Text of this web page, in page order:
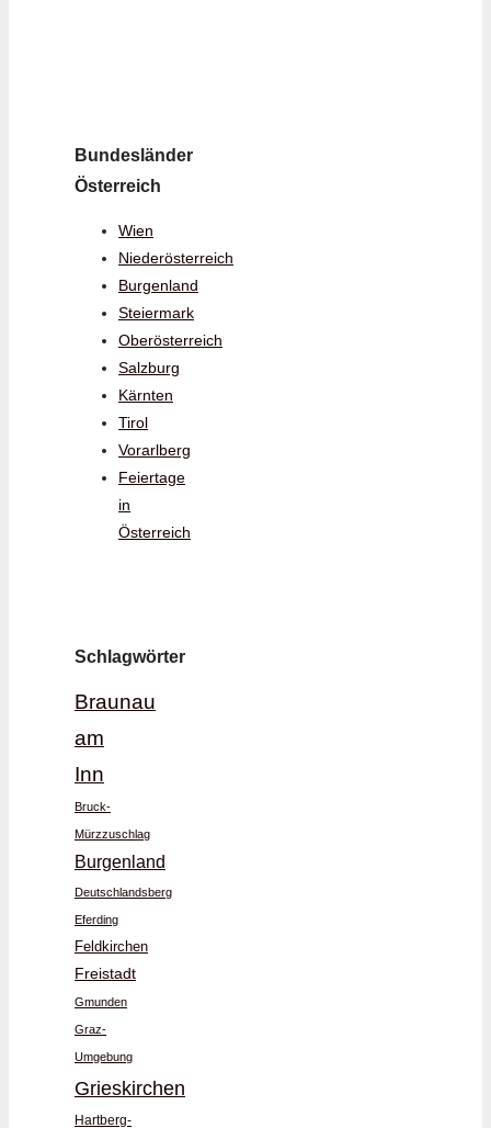
Bundesländer
Österreich
Wien
Niederösterreich
Burgenland
Steiermark
Oberösterreich
Salzburg
Kärnten
Tirol
Vorarlberg
Feiertage
in
Österreich
Schlagwörter
Braunau
am
Inn
Bruck-
Mürzzuschlag
Burgenland
Deutschlandsberg
Eferding
Feldkirchen
Freistadt
Gmunden
Graz-
Umgebung
Grieskirchen
Hartberg-